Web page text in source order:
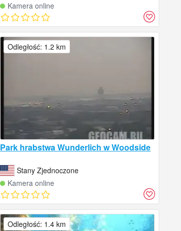
Kamera online
Park hrabstwa Wunderlich w Woodside
Stany Zjednoczone
Kamera online
Odległość: 1.2 km
Odległość: 1.4 km